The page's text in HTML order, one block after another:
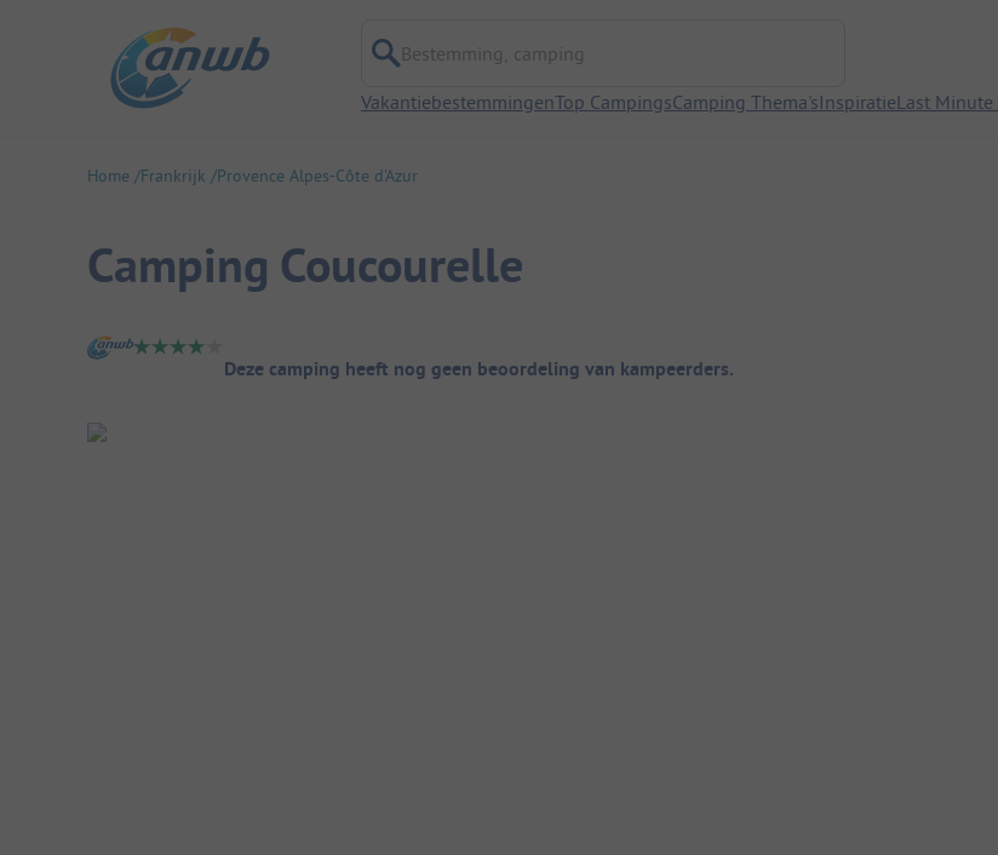
Bestemming, camping
VakantiebestemmingenTop CampingsCamping Thema'sInspiratieLast
Home Frankrijk Provence Alpes-Côte d'Azur
Camping Coucourelle
Camping overzicht
Deze camping heeft nog geen beoordeling van kampeerders.